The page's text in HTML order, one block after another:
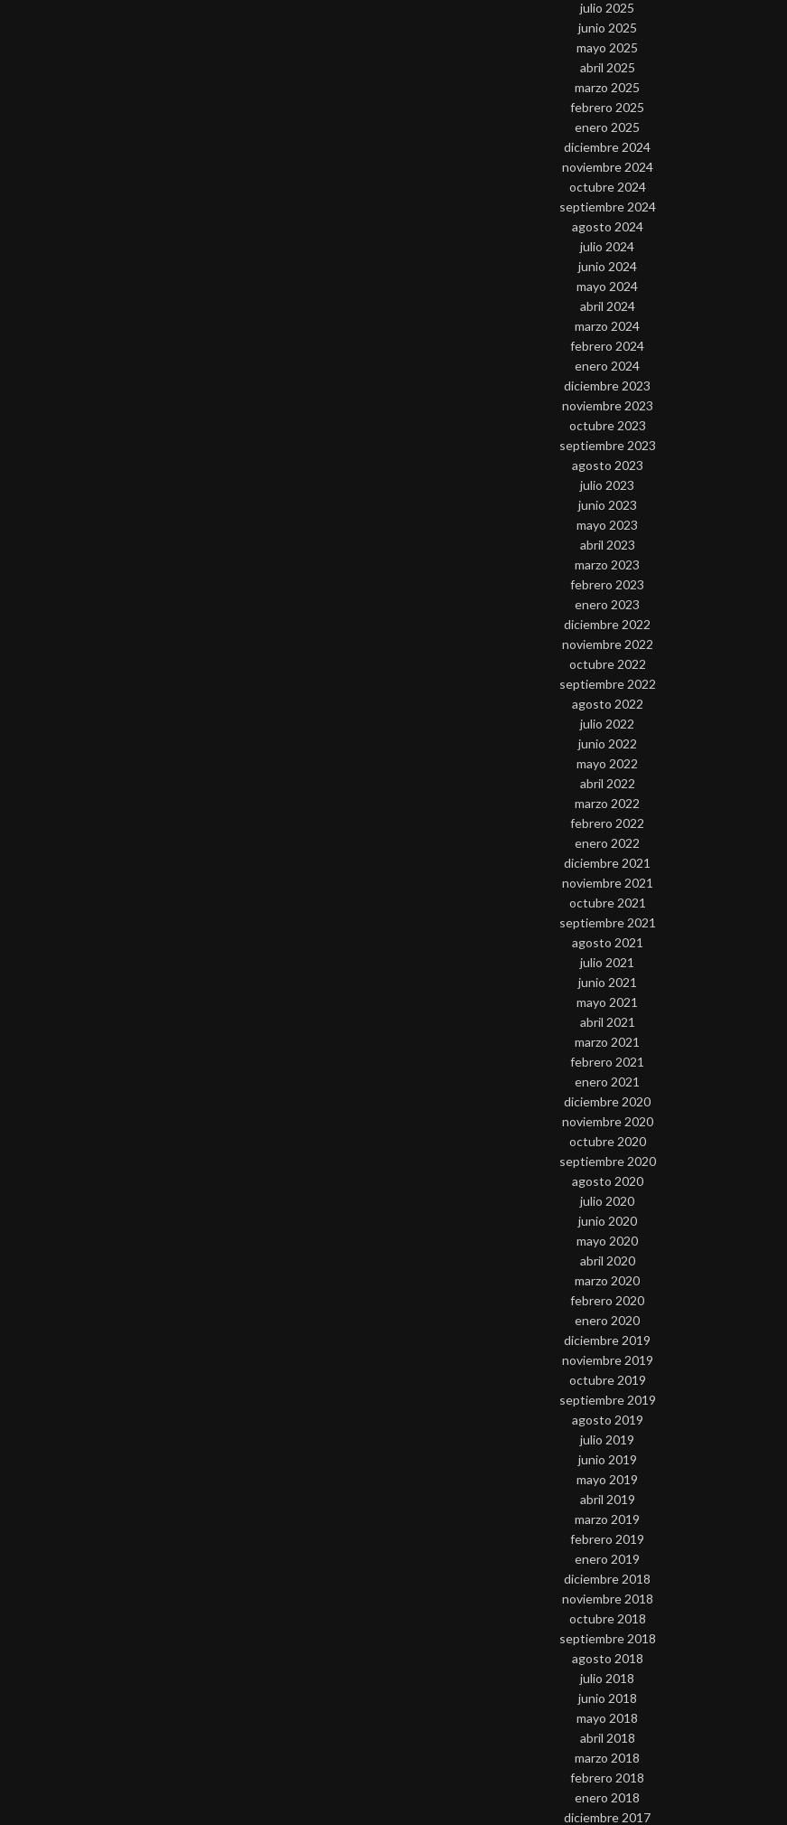
julio 2025
junio 2025
mayo 2025
abril 2025
marzo 2025
febrero 2025
enero 2025
diciembre 2024
noviembre 2024
octubre 2024
septiembre 2024
agosto 2024
julio 2024
junio 2024
mayo 2024
abril 2024
marzo 2024
febrero 2024
enero 2024
diciembre 2023
noviembre 2023
octubre 2023
septiembre 2023
agosto 2023
julio 2023
junio 2023
mayo 2023
abril 2023
marzo 2023
febrero 2023
enero 2023
diciembre 2022
noviembre 2022
octubre 2022
septiembre 2022
agosto 2022
julio 2022
junio 2022
mayo 2022
abril 2022
marzo 2022
febrero 2022
enero 2022
diciembre 2021
noviembre 2021
octubre 2021
septiembre 2021
agosto 2021
julio 2021
junio 2021
mayo 2021
abril 2021
marzo 2021
febrero 2021
enero 2021
diciembre 2020
noviembre 2020
octubre 2020
septiembre 2020
agosto 2020
julio 2020
junio 2020
mayo 2020
abril 2020
marzo 2020
febrero 2020
enero 2020
diciembre 2019
noviembre 2019
octubre 2019
septiembre 2019
agosto 2019
julio 2019
junio 2019
mayo 2019
abril 2019
marzo 2019
febrero 2019
enero 2019
diciembre 2018
noviembre 2018
octubre 2018
septiembre 2018
agosto 2018
julio 2018
junio 2018
mayo 2018
abril 2018
marzo 2018
febrero 2018
enero 2018
diciembre 2017